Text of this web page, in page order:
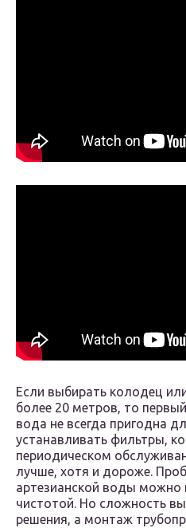
Если выбирать колодец
более 20 метров, то
вода не всегда пригодна
устанавливать фильтры,
периодическом
лучше, хотя и дороже.
артезианской воды можно
чистотой. Но сложность
решения, а монтаж